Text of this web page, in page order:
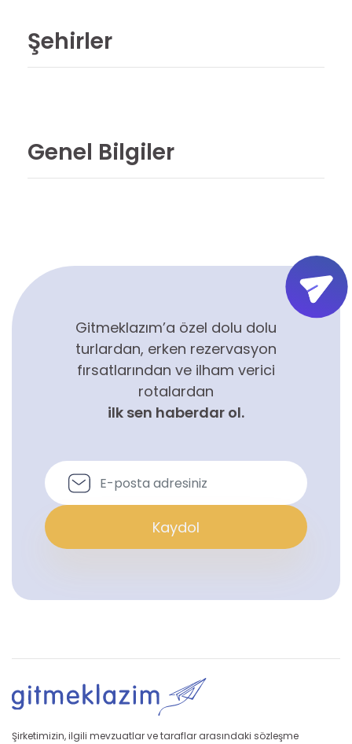
Şehirler
Genel Bilgiler
Gitmeklazım’a özel dolu dolu
turlardan, erken rezervasyon
fırsatlarından ve ilham verici
rotalardan
ilk sen haberdar ol.
Kaydol
Şirketimizin, ilgili mevzuatlar ve taraflar arasındaki sözleşme